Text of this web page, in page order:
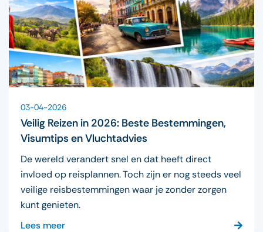
03-04-2026
Veilig Reizen in 2026: Beste Bestemmingen,
Visumtips en Vluchtadvies
De wereld verandert snel en dat heeft direct
invloed op reisplannen. Toch zijn er nog steeds veel
veilige reisbestemmingen waar je zonder zorgen
kunt genieten.
Lees meer